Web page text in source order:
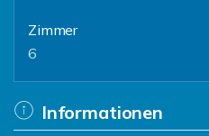
Zimmer
6
Informationen